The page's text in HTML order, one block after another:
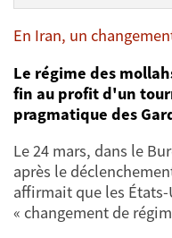
En Iran, un
Le régime des
fin au profit d'un
pragmatique des
Le 24 mars, dans le
après le
affirmait que les
« changement de